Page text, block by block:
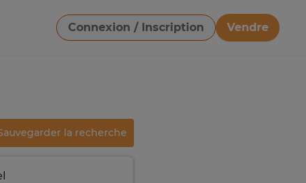
Connexion / Inscription
Vendre
Télécharger une image
la recherche